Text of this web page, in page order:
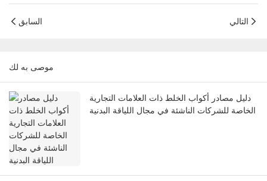
السابق التالي
موصى به لك
دليل مصادر أكواب الخلط ذات العلامات التجارية
الخاصة للشركات الناشئة في مجال اللياقة البدنية